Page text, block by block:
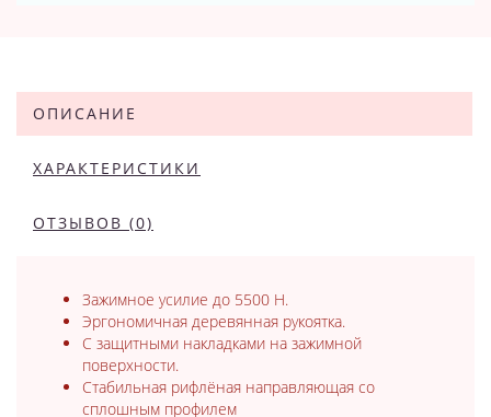
ОПИСАНИЕ
ХАРАКТЕРИСТИКИ
ОТЗЫВОВ (0)
Зажимное усилие до 5500 Н.
Эргономичная деревянная рукоятка.
С защитными накладками на зажимной
поверхности.
Стабильная рифлёная направляющая со
сплошным профилем